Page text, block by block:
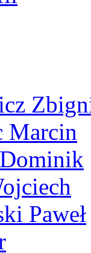
Marcin
Paweł